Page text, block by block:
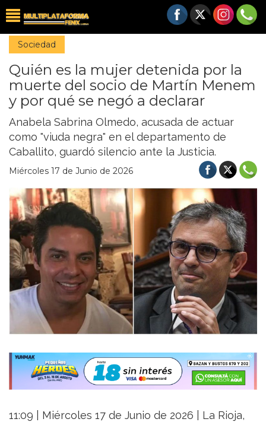
Sociedad
Quién es la mujer detenida por la
muerte del socio de Martín Menem
y por qué se negó a declarar
Anabela Sabrina Olmedo, acusada de actuar
como "viuda negra" en el departamento de
Caballito, guardó silencio ante la Justicia.
Miércoles 17 de Junio de 2026
11:09 | Miércoles 17 de Junio de 2026 | La Rioja,